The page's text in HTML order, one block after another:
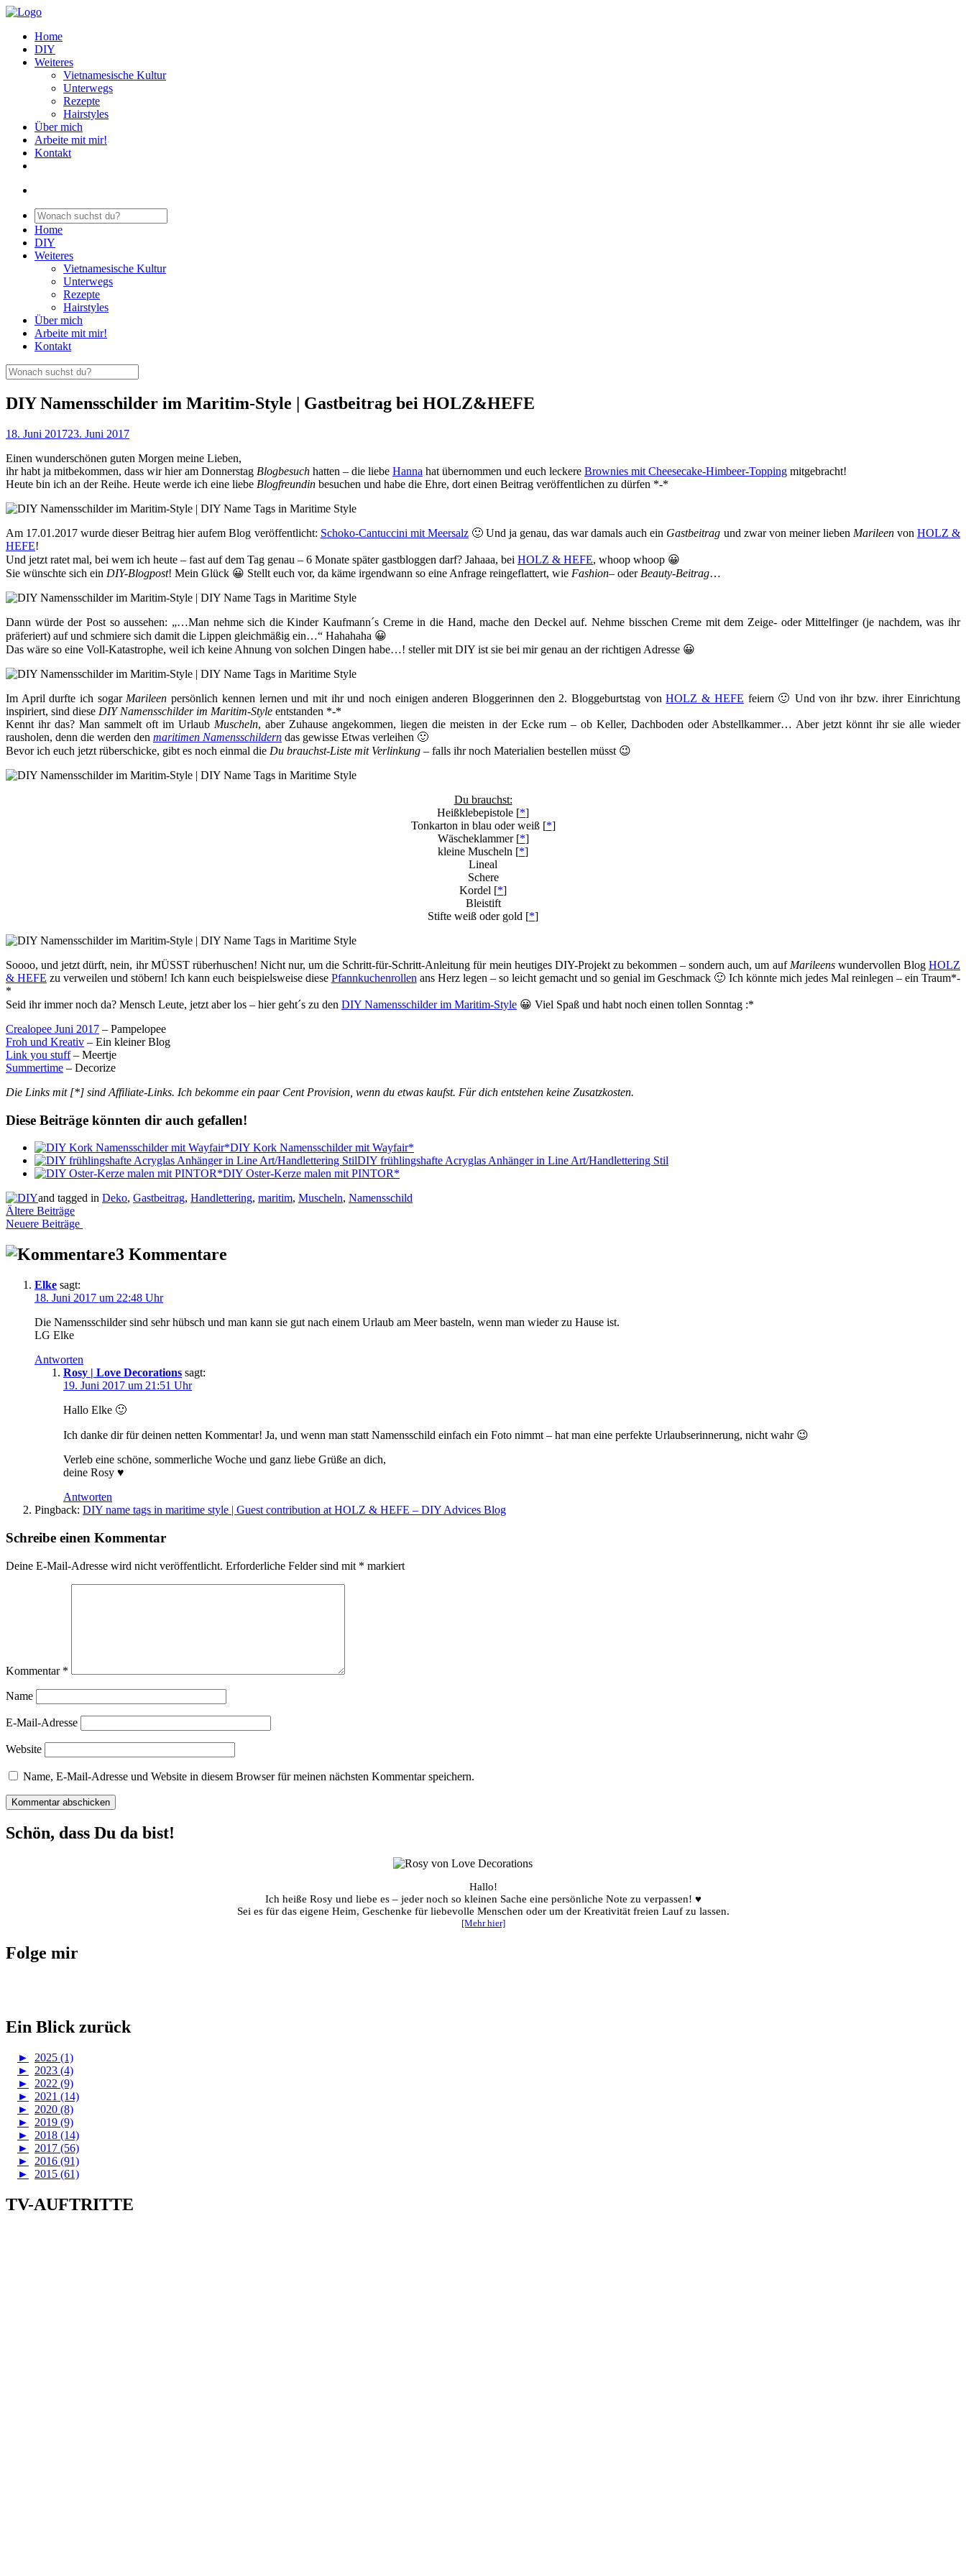
Home
DIY
Weiteres
Vietnamesische Kultur
Unterwegs
Rezepte
Hairstyles
Über mich
Arbeite mit mir!
Kontakt
Home
DIY
Weiteres
Vietnamesische Kultur
Unterwegs
Rezepte
Hairstyles
Über mich
Arbeite mit mir!
Kontakt
DIY Namensschilder im Maritim-Style | Gastbeitrag bei HOLZ&HEFE
18. Juni 201723. Juni 2017
Einen wunderschönen guten Morgen meine Lieben,
ihr habt ja mitbekommen, dass wir hier am Donnerstag Blogbesuch hatten – die liebe Hanna hat übernommen und euch leckere Brownies mit Cheesecake-Himbeer-Topping mitgebracht!
Heute bin ich an der Reihe. Heute werde ich eine liebe Blogfreundin besuchen und habe die Ehre, dort einen Beitrag veröffentlichen zu dürfen *-*
Am 17.01.2017 wurde dieser Beitrag hier aufem Blog veröffentlicht: Schoko-Cantuccini mit Meersalz🙂 Und ja genau, das war damals auch ein Gastbeitrag und zwar von meiner lieben Marileenvon HOLZ &
HEFE!
Und jetzt ratet mal, bei wem ich heute – fast auf dem Tag genau – 6 Monate später gastbloggen darf? Jahaaa, bei HOLZ & HEFE, whoop whoop 😀
Sie wünschte sich ein DIY-Blogpost! Mein Glück 😀 Stellt euch vor, da käme irgendwann so eine Anfrage reingeflattert, wie Fashion– oder Beauty-Beitrag…
Dann würde der Post so aussehen: „…Man nehme sich die Kinder Kaufmann´s Creme in die Hand, mache den Deckel auf. Nehme bisschen Creme mit dem Zeige- oder Mittelfinger (je nachdem, was ihr
präferiert) auf und schmiere sich damit die Lippen gleichmäßig ein…“ Hahahaha 😀
Das wäre so eine Voll-Katastrophe, weil ich keine Ahnung von solchen Dingen habe…! steller mit DIY ist sie bei mir genau an der richtigen Adresse 😀
Im April durfte ich sogar Marileen persönlich kennen lernen und mit ihr und noch einigen anderen Bloggerinnen den 2. Bloggeburtstag vonHOLZ & HEFE feiern 🙂 Und von ihr bzw. ihrer Einrichtung
inspiriert, sind diese DIY Namensschilder im Maritim-Style entstanden *-*
Kennt ihr das? Man sammelt oft im Urlaub Muscheln, aber Zuhause angekommen, liegen die meisten in der Ecke rum – ob Keller, Dachboden oder Abstellkammer… Aber jetzt könnt ihr sie alle wieder
rausholen, denn die werden den maritimen Namensschildern das gewisse Etwas verleihen 🙂
Bevor ich euch jetzt rüberschicke, gibt es noch einmal die Du brauchst-Liste mit Verlinkung – falls ihr noch Materialien bestellen müsst 😉
Du brauchst:
Heißklebepistole [*]
Tonkarton in blau oder weiß [*]
Wäscheklammer [*]
kleine Muscheln [*]
Lineal
Schere
Kordel [*]
Bleistift
Stifte weiß oder gold [*]
Soooo, und jetzt dürft, nein, ihr MÜSST rüberhuschen! Nicht nur, um die Schritt-für-Schritt-Anleitung für mein heutiges DIY-Projekt zu bekommen – sondern auch, um auf Marileenswundervollen BlogHOLZ
& HEFE zu verweilen und stöbern! Ich kann euch beispielsweise diese Pfannkuchenrollen ans Herz legen – so leicht gemacht und so genial im Geschmack 🙂 Ich könnte mich jedes Mal reinlegen – ein Traum*-
*
Seid ihr immer noch da? Mensch Leute, jetzt aber los – hier geht´s zu den DIY Namensschilder im Maritim-Style 😀 Viel Spaß und habt noch einen tollen Sonntag :*
Crealopee Juni 2017 – Pampelopee
Froh und Kreativ – Ein kleiner Blog
Link you stuff– Meertje
Summertime – Decorize
Die Links mit [*] sind Affiliate-Links. Ich bekomme ein paar Cent Provision, wenn du etwas kaufst. Für dich entstehen keine Zusatzkosten.
Diese Beiträge könnten dir auch gefallen!
DIY Kork Namensschilder mit Wayfair*
DIY frühlingshafte Acryglas Anhänger in Line Art/Handlettering Stil
DIY Oster-Kerze malen mit PINTOR*
and tagged in Deko, Gastbeitrag, Handlettering, maritim, Muscheln, Namensschild
Beitragsnavigation
Ältere Beiträge
Neuere Beiträge
3 Kommentare
Elke sagt:
18. Juni 2017 um 22:48 Uhr
Die Namensschilder sind sehr hübsch und man kann sie gut nach einem Urlaub am Meer basteln, wenn man wieder zu Hause ist.
LG Elke
Antworten
Rosy | Love Decorations sagt:
19. Juni 2017 um 21:51 Uhr
Hallo Elke 🙂
Ich danke dir für deinen netten Kommentar! Ja, und wenn man statt Namensschild einfach ein Foto nimmt – hat man eine perfekte Urlaubserinnerung, nicht wahr 😉
Verleb eine schöne, sommerliche Woche und ganz liebe Grüße an dich,
deine Rosy ♥
Antworten
Pingback: DIY name tags in maritime style | Guest contribution at HOLZ & HEFE – DIY Advices Blog
Schreibe einen Kommentar
Deine E-Mail-Adresse wird nicht veröffentlicht. Erforderliche Felder sind mit * markiert
Kommentar *
Name
E-Mail-Adresse
Website
Name, E-Mail-Adresse und Website in diesem Browser für meinen nächsten Kommentar speichern.
Schön, dass Du da bist!
Hallo!
Ich heiße Rosy und liebe es – jeder noch so kleinen Sache eine persönliche Note zu verpassen! ♥
Sei es für das eigene Heim, Geschenke für liebevolle Menschen oder um der Kreativität freien Lauf zu lassen.
[Mehr hier]
Folge mir
Ein Blick zurück
►
2025 (1)
►
2023 (4)
►
2022 (9)
►
2021 (14)
►
2020 (8)
►
2019 (9)
►
2018 (14)
►
2017 (56)
►
2016 (91)
►
2015 (61)
TV-AUFTRITTE